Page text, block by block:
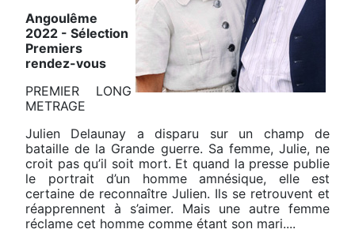
Angoulême
2022 - Sélection
Premiers
rendez-vous
PREMIER LONG
METRAGE
Julien Delaunay a disparu sur un champ de
bataille de la Grande guerre. Sa femme, Julie, ne
croit pas qu’il soit mort. Et quand la presse publie
le portrait d’un homme amnésique, elle est
certaine de reconnaître Julien. Ils se retrouvent et
réapprennent à s’aimer. Mais une autre femme
réclame cet homme comme étant son mari....